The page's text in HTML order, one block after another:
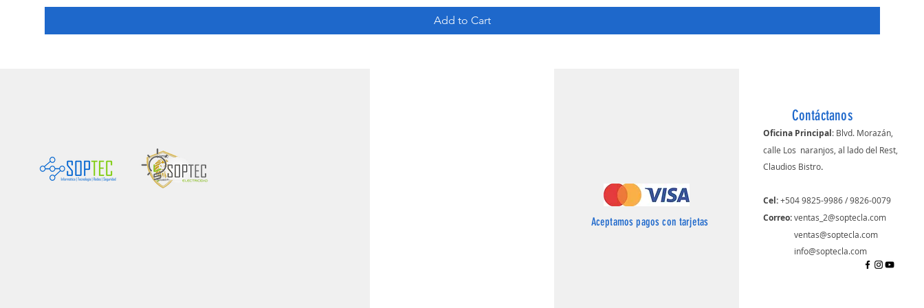
Add to Cart
Aceptamos pagos con tarjetas
Contáctanos
Oficina Principal: Blvd. Morazán,
calle Los naranjos, al lado del Rest,
Claudios Bistro.
Cel:+504 9825-9986 / 9826-0079
Correo: ​ventas_2@soptecla.com
ventas@soptecla.com
info@soptecla.com